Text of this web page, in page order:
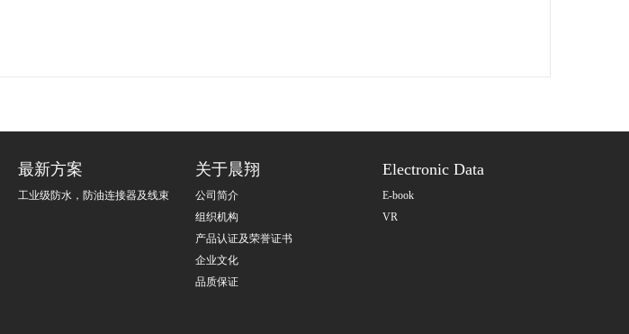
最新方案
工业级防水，防油连接器及线束
关于晨翔
公司简介
组织机构
产品认证及荣誉证书
企业文化
品质保证
Electronic Data
E-book
VR